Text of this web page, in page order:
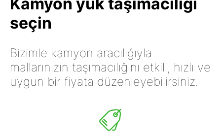
seçin
Bizimle kamyon aracılığıyla
mallarınızın taşımacılığını etkili, hızlı ve
uygun bir fiyata düzenleyebilirsiniz.